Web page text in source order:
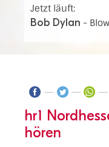
Jetzt läuft:
Bob Dylan -
hr1
hören